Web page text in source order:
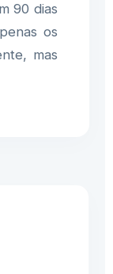
90 dias
os
mas